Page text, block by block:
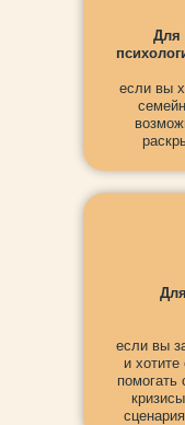
если вы
и
помогать
Для
если вы